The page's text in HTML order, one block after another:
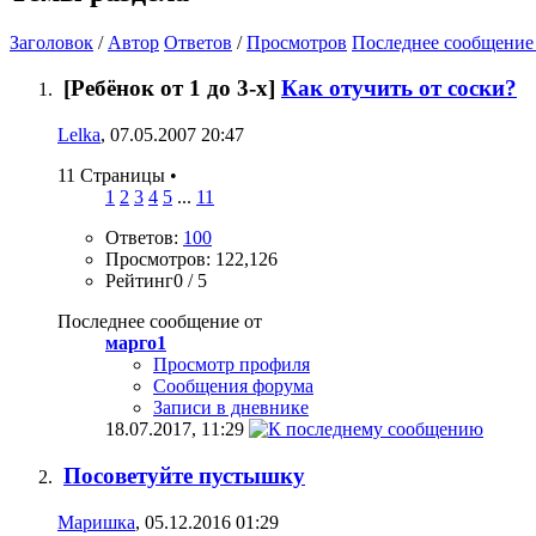
Заголовок / Автор Ответов /Просмотров Последнее сообщение
[Ребёнок от 1 до 3-х] Как отучить от соски?
Lelka, 07.05.2007 20:47
11 Страницы •
1 2 3 4 5 ... 11
Ответов: 100
Просмотров: 122,126
Рейтинг0 / 5
Последнее сообщение от
марго1
Просмотр профиля
Сообщения форума
Записи в дневнике
18.07.2017, 11:29
Посоветуйте пустышку
Маришка, 05.12.2016 01:29